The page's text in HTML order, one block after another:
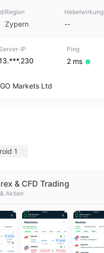
Region
Zypern
Hebelwirkung
--
Server-IP Ping
2 ms
GO Markets Ltd
1
& CFD Trading
Aktien